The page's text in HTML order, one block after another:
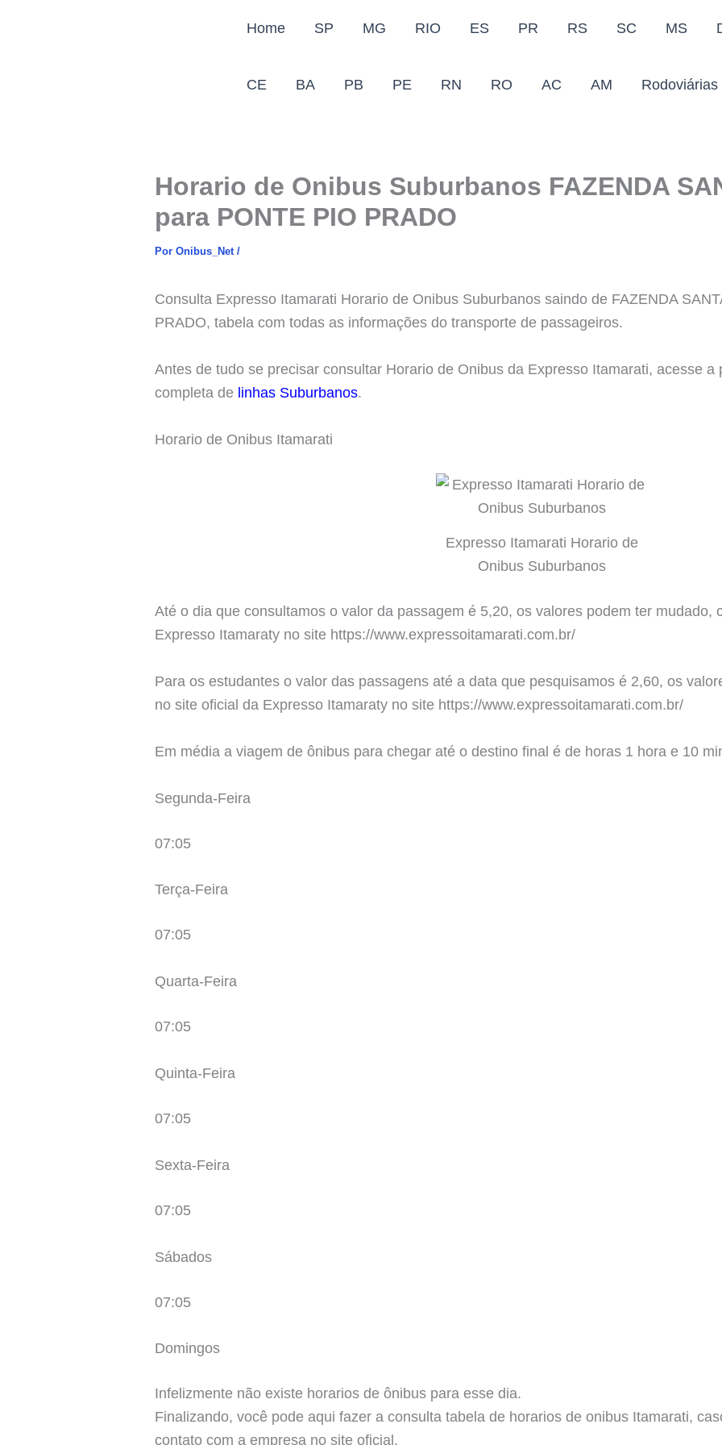
Home SP MG RIO ES PR RS SC MS
CE BA PB PE RN RO AC AM Rodoviárias
Horario de Onibus Suburbanos FAZENDA
para PONTE PIO PRADO
Por Onibus_Net /
Consulta Expresso Itamarati Horario de Onibus Suburbanos saindo de FAZENDA
PRADO, tabela com todas as informações do transporte de passageiros.
Antes de tudo se precisar consultar Horario de Onibus da Expresso Itamarati, acesse a
completa de linhas Suburbanos.
Horario de Onibus Itamarati
Expresso Itamarati Horario de
Onibus Suburbanos
Até o dia que consultamos o valor da passagem é 5,20, os valores podem ter mudado,
Expresso Itamaraty no site https://www.expressoitamarati.com.br/
Para os estudantes o valor das passagens até a data que pesquisamos é 2,60, os
no site oficial da Expresso Itamaraty no site https://www.expressoitamarati.com.br/
Em média a viagem de ônibus para chegar até o destino final é de horas 1 hora e 10
Segunda-Feira
07:05
Terça-Feira
07:05
Quarta-Feira
07:05
Quinta-Feira
07:05
Sexta-Feira
07:05
Sábados
07:05
Domingos
Infelizmente não existe horarios de ônibus para esse dia.
Finalizando, você pode aqui fazer a consulta tabela de horarios de onibus Itamarati,
contato com a empresa no site oficial.